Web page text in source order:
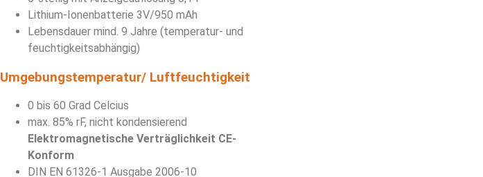
Lithium-Ionenbatterie 3V/950 mAh
Lebensdauer mind. 9 Jahre (temperatur- und
feuchtigkeitsabhängig)
Umgebungstemperatur/ Luftfeuchtigkeit
0 bis 60 Grad Celcius
max. 85% rF, nicht kondensierend
Elektromagnetische Verträglichkeit CE-
Konform
DIN EN 61326-1 Ausgabe 2006-10